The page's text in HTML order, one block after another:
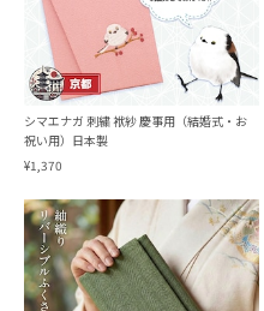
シマエナガ 刺繍 袱紗 慶事用（結婚式・お
祝い用）日本製
¥1,370